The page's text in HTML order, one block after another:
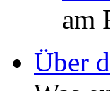
am
Über